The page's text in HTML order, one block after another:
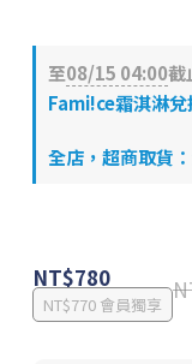
至08/15 04:00截
Fami!ce霜淇淋兌
全店，超商取貨
NT$780
NT$770 會員獨享